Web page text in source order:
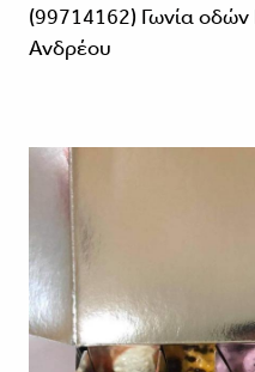
(99714162) Γωνία οδών
Ανδρέου